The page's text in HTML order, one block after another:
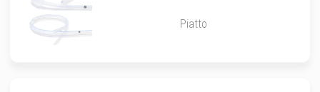
Piatto